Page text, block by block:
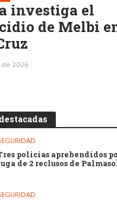
investiga el
de Melbi
2026
policías aprehendidos
de 2 reclusos de